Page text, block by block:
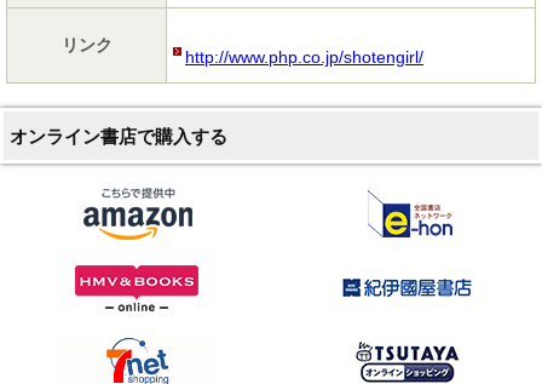
リンク
http://www.php.co.jp/shotengirl/
オンライン書店で購入する